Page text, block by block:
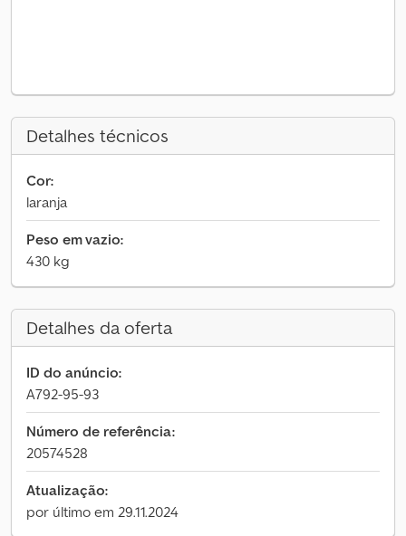
Detalhes técnicos
Cor:
laranja
Peso em vazio:
430 kg
Detalhes da oferta
ID do anúncio:
A792-95-93
Número de referência:
20574528
Atualização:
por último em 29.11.2024